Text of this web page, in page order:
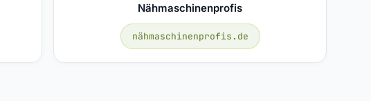
Nähmaschinenprofis
nähmaschinenprofis.de